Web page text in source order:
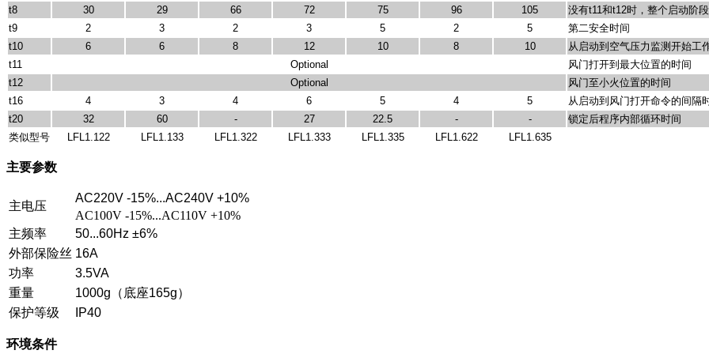
t8
30 29 66 72 75 96 105 没有t11 和t12时，整个启动阶
t9
2 3 2 3 5 2 5
第二安全时间
t10
6 6 8 12 10 8 10
从启动到空气压力监测开始工
t11
Optional
风门打开到最大位置的时间
t12
Optional
风门至小火位置的时间
t16
4 3 4 6 5 4 5
从启动到风门打开命令的间隔
t20
32 60 - 27 22.5 - -
锁定后程序内部循环时间
类似型号
LFL1.122 LFL1.133 LFL1.322 LFL1.333 LFL1.335 LFL1.622 LFL1.635
主要参数
主电压
AC220V -15%...AC240V +10%
AC100V -15%...AC110V +10%
主频率
50...60Hz ±6%
外部保险丝 16A
功率
3.5VA
重量
1000g （底座165g）
保护等级
IP40
环境条件